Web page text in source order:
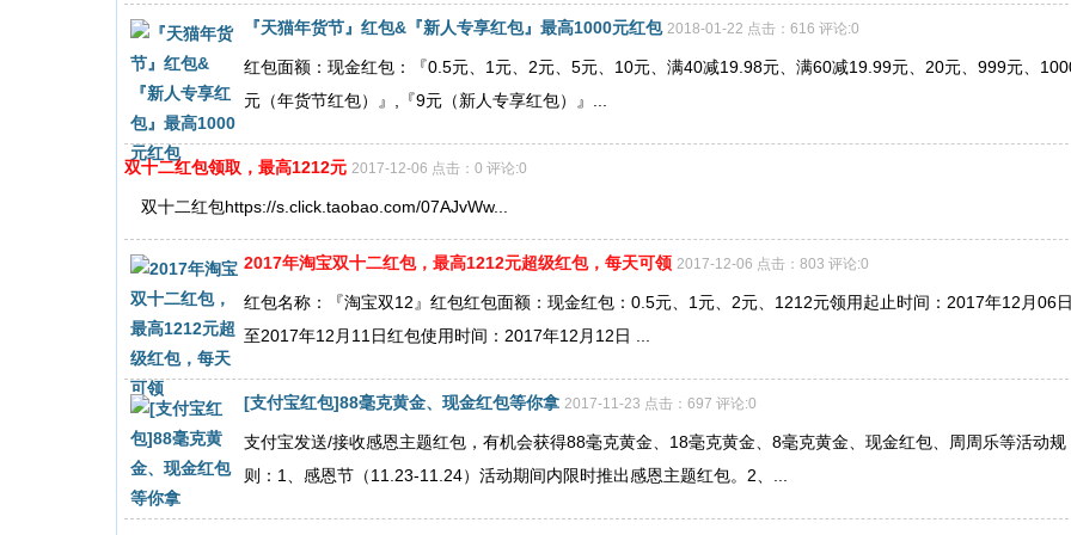
『天猫年货节』红包&『新人专享红包』最高1000元红包 2018-01-22 点击：616 评论:0
红包面额：现金红包：『0.5元、1元、2元、5元、10元、满40减19.98元、满60减19.99元、20元、999元、
元（年货节红包）』,『9元（新人专享红包）』...
双十二红包领取，最高1212元 2017-12-06 点击：0 评论:0
双十二红包https://s.click.taobao.com/07AJvWw...
2017年淘宝双十二红包，最高1212元超级红包，每天可领 2017-12-06 点击：803 评论:0
红包名称：『淘宝双12』红包红包面额：现金红包：0.5元、1元、2元、1212元领用起止时间：2017年12月06
至2017年12月11日红包使用时间：2017年12月12日 ...
[支付宝红包]88毫克黄金、现金红包等你拿 2017-11-23 点击：697 评论:0
支付宝发送/接收感恩主题红包，有机会获得88毫克黄金、18毫克黄金、8毫克黄金、现金红包、周周乐等活动规
则：1、感恩节（11.23-11.24）活动期间内限时推出感恩主题红包。2、...